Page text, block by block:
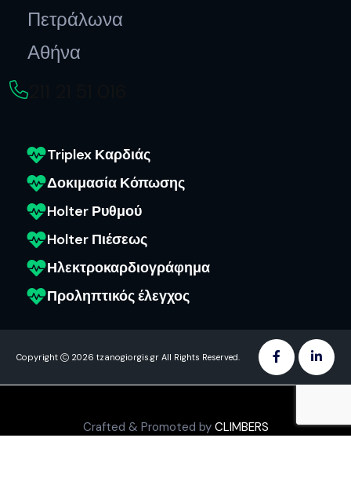
Πετράλωνα
Αθήνα
Triplex Καρδιάς
Δοκιμασία Κόπωσης
Holter Ρυθμού
Holter Πιέσεως
Ηλεκτροκαρδιογράφημα
Προληπτικός έλεγχος
Copyright 2026 tzanogiorgis.gr All Rights Reserved.
Crafted & Promoted by CLIMBERS